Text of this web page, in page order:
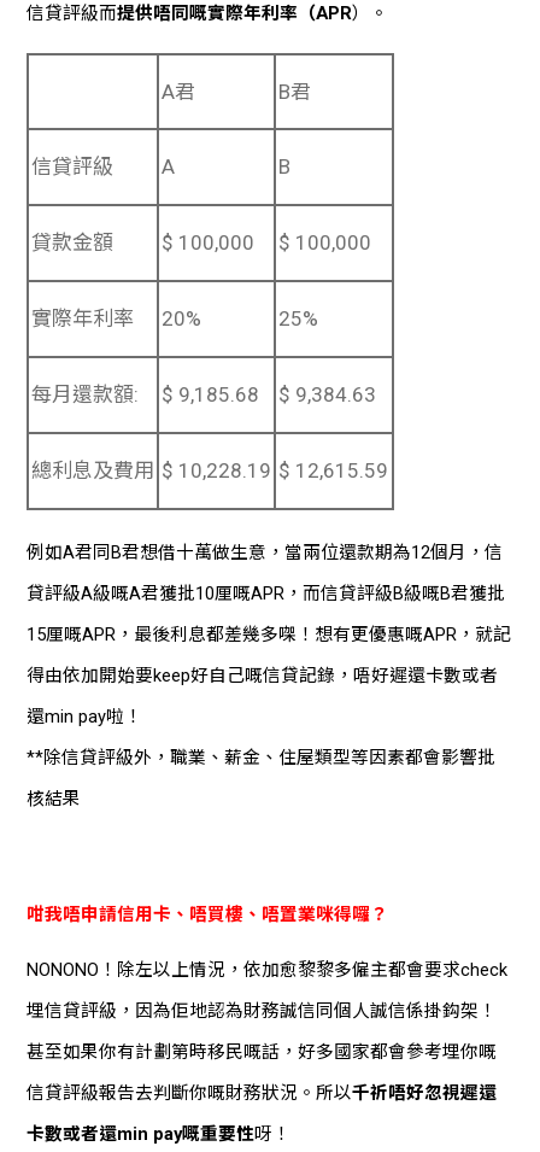
信貸評級而提供唔同嘅實際年利率（APR）。
A君 B君
信貸評級 A B
貸款金額 $ 100,000 $ 100,000
實際年利率 20% 25%
每月還款額: $ 9,185.68 $ 9,384.63
總利息及費用 $ 10,228.19 $ 12,615.59
例如A君同B君想借十萬做生意，當兩位還款期為12個月，信
貸評級A級嘅A君獲批10厘嘅APR，而信貸評級B級嘅B君獲批
15厘嘅APR，最後利息都差幾多㗎！想有更優惠嘅APR，就記
得由依加開始要keep好自己嘅信貸記錄，唔好遲還卡數或者
還min pay啦！
**除信貸評級外，職業、薪金、住屋類型等因素都會影響批
核結果
咁我唔申請信用卡、唔買樓、唔置業咪得囉？
NONONO！除左以上情況，依加愈黎黎多僱主都會要求check
埋信貸評級，因為佢地認為財務誠信同個人誠信係掛鈎架！
甚至如果你有計劃第時移民嘅話，好多國家都會參考埋你嘅
信貸評級報告去判斷你嘅財務狀況。所以千祈唔好忽視遲還
卡數或者還min pay嘅重要性呀！